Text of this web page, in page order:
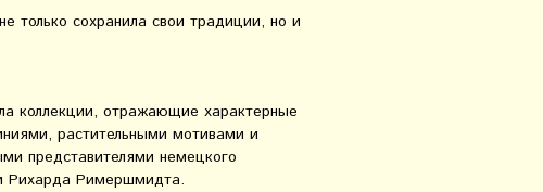
только сохранила свои традиции, но и
коллекции, отражающие характерные
растительными мотивами и
представителями немецкого
Рихарда Римершмидта.